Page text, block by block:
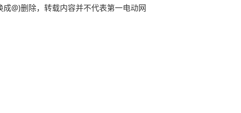
@)删除，转载内容并不代表第一电动网